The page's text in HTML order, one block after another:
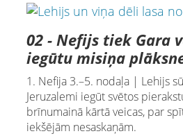
02 - Nefijs tiek Gara
iegūtu misiņa
1. Nefija 3.–5. nodaļa | Lehijs
Jeruzalemi iegūt svētos
brīnumainā kārtā veicas, par
iekšējām nesaskaņām.